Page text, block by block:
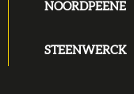
NOORDPEENE
STEENWERCK